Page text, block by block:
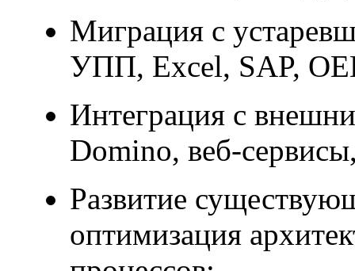
Миграция с
УПП, Excel, SAP,
Интеграция с
Domino, веб-
Развитие
оптимизация